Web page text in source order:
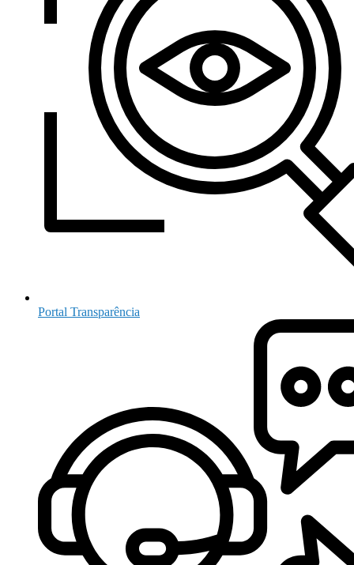
Portal Transparência